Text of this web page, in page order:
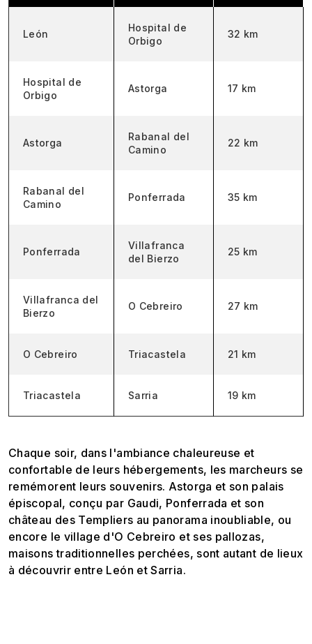
León
Hospital de
Orbigo
32 km
Hospital de
Orbigo
Astorga 17 km
Astorga
Rabanal del
Camino
22 km
Rabanal del
Camino
Ponferrada 35 km
Ponferrada
Villafranca
del Bierzo
25 km
Villafranca del
Bierzo
O Cebreiro 27 km
O Cebreiro Triacastela 21 km
Triacastela Sarria 19 km
Chaque soir, dans l'ambiance chaleureuse et
confortable de leurs hébergements, les marcheurs se
remémorent leurs souvenirs. Astorga et son palais
épiscopal, conçu par Gaudi, Ponferrada et son
château des Templiers au panorama inoubliable, ou
encore le village d'O Cebreiro et ses pallozas,
maisons traditionnelles perchées, sont autant de lieux
à découvrir entre León et Sarria.